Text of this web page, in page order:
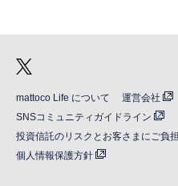
mattoco Life について 運営会社
SNSコミュニティガイドライン
投資信託のリスクとお客さまにご負
個人情報保護方針